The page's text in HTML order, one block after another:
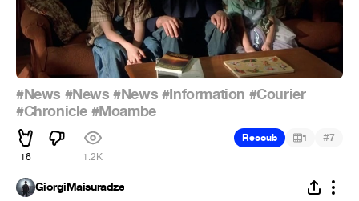
#News #News #News #Information #Courier
#Chronicle #Moambe
16 1.2K
Recoub 1 #7
GiorgiMaisuradze